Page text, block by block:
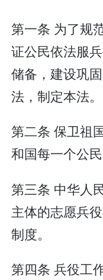
第一条 为了规
证公民依法服
储备，建设巩
法，制定本法。
第二条 保卫祖
和国每一个公民
第三条 中华人
主体的志愿兵
制度。
第四条 兵役工